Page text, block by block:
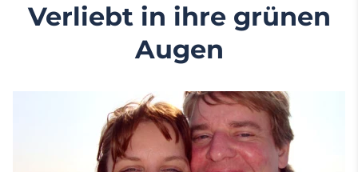
Verliebt in ihre grünen
Augen